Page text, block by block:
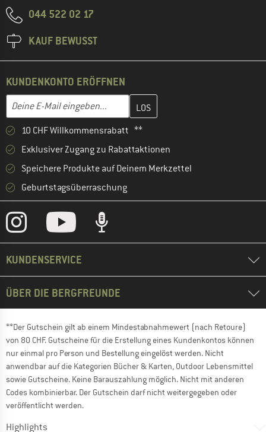
044 522 02 17
KAUF BEWUSST
KUNDENKONTO ERÖFFNEN
Deine E-Mail eingeben...
Gib hier deine E-Mail-Adresse ein und erstelle im nächsten
10 CHF Willkommensrabatt **
Exklusiver Zugang zu Rabattaktionen
Speichere Produkte auf Deinem Merkzettel
Geburtstagsüberraschung
KUNDENSERVICE
ÜBER DIE BERGFREUNDE
**Der Gutschein gilt ab einem Mindestabnahmewert (nach Retoure)
von 80 CHF. Gutscheine für die Erstellung eines Kundenkontos können
nur einmal pro Person und Bestellung eingelöst werden. Nicht
anwendbar auf die Kategorien Bücher & Karten, Outdoor Lebensmittel
sowie Gutscheine. Keine Barauszahlung möglich. Nicht mit anderen
Codes kombinierbar. Der Gutschein darf nicht weitergegeben oder
veröffentlicht werden.
Highlights